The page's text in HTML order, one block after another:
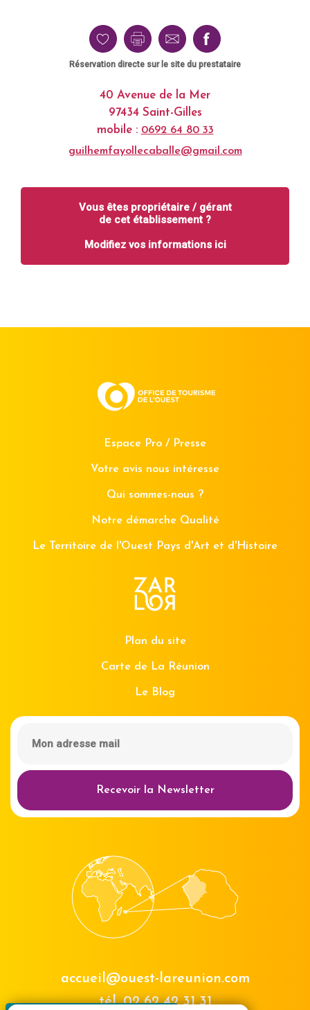
Réservation directe sur le site du prestataire
40 Avenue de la Mer
97434 Saint-Gilles
mobile : 0692 64 80 33
guilhemfayollecaballe@gmail.com
Vous êtes propriétaire / gérant
de cet établissement ?
Modifiez vos informations ici
Espace Pro / Presse
Votre avis nous intéresse
Qui sommes-nous ?
Notre démarche Qualité
Le Territoire de l'Ouest Pays d'Art et d'Histoire
Plan du site
Carte de La Réunion
Le Blog
Recevoir la Newsletter
accueil@ouest-lareunion.com
tél.02 62 42 31 31